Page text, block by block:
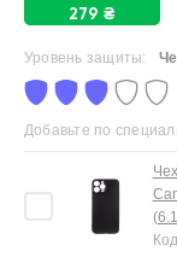
279 ₴
Уровень защиты:
Добавьте по